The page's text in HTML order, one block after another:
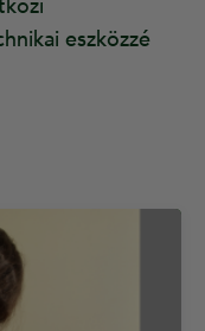
eszközzé